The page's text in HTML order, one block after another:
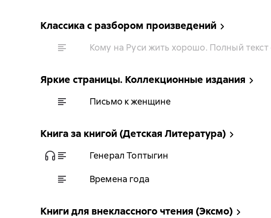
Классика с разбором произведений
Кому на Руси жить хорошо. Полный
Яркие страницы. Коллекционные издания
Письмо к женщине
Книга за книгой (Детская Литература)
Генерал Топтыгин
Времена года
Книги для внеклассного чтения (Эксмо)